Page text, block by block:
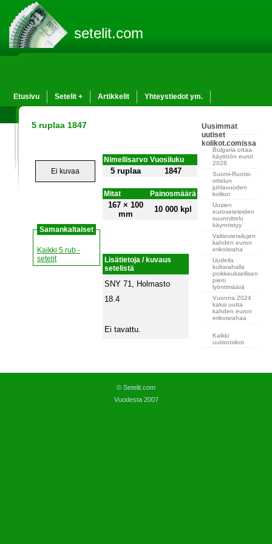
setelit.com
Etusivu Setelit + Artikkelit Yhteystiedot ym.
5 ruplaa 1847
Ei kuvaa
Samankaltaiset
Kaikki 5 rub -
setelit
Nimellisarvo Vuosiluku
5 ruplaa 1847
Mitat Painosmäärä
167 × 100
mm
10 000 kpl
Lisätietoja / kuvaus
setelistä
SNY 71, Holmasto
18.4
Ei tavattu.
Uusimmat
uutiset
kolikot.comissa
Bulgaria ottaa
käyttöön eurot
2026
Suomi-Ruotsi-
ottelun
juhlavuoden
kolikot
Uusien
euroseteleiden
suunnittelu
käynnistyy
Valtiovierailujen
kahden euron
erikoisraha
Uudella
kultarahalla
poikkeuksellisen
pieni
lyöntimäärä
Vuonna 2024
kaksi uutta
kahden euron
erikoisrahaa
Kaikki
uutisotsikot
© Setelit.com
Vuodesta 2007